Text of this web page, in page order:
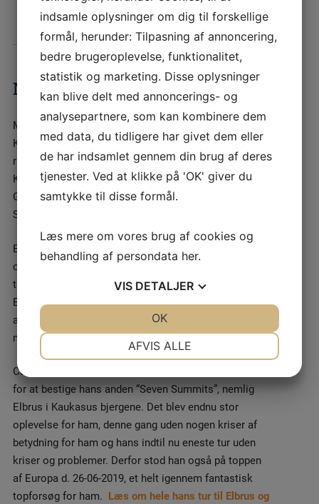
Foto:Kipling Travel
MOUNT ELBRUS: ✔
Mount Elbrus er Europas højeste bjerg og ligger i
Kaukasus området i Rusland, mellem grænsen til de
russiske republikker Kabardino-Balkarien og
Karatjajevo-Tjerkessien og tæt på grænsen til
Georgien. Bjerget er dermed også en af Seven
Summits, selve bjerget er hele 5.641 meter højt.
Elbrus har to toppe på henholdsvis 5.641 meter højt
og 5.621 meget højt. Den første som besteg Elbrus er
tilbage i 1829, hvor Khillar Khachirov besteg bjerget.
Elbrus er kendt for at ligge i, et af verdens
allerflotteste bjergområder, og er derfor naturligvis et
meget populært bjerg at bestige.
Casper tog afsted mod Rusland fredag d. 21.06.2019
for at bestige hans anden “Seven Summits”, nemlig
Elbrus i Kaukasus bjergene. Det blev endnu stor
oplevelse for ham, denne gang uden nogen kriser af
betydning for ham og hans indtil nu eneste tur uden
kriser og problemer. Derfor stod han også på toppen
af Europa d. 26-06-2019, et helt igennem fantastisk
topforsøg for ham. Læs om hele hans tur til Elbrus og
indsamle oplysninger om dig til forskellige
formål, herunder: Tilpasning af annoncering,
bedre brugeroplevelse, funktionalitet,
statistik og marketing. Disse oplysninger
kan blive delt med annoncerings- og
analysepartnere, som kan kombinere dem
med data, du tidligere har givet dem eller
de har indsamlet gennem din brug af deres
tjenester. Ved at klikke på 'OK' giver du
samtykke til disse formål.
Læs mere om vores brug af cookies og
behandling af persondata her.
VIS DETALJER
MARKETING STATISTIK
AFVIS ALLE
OK